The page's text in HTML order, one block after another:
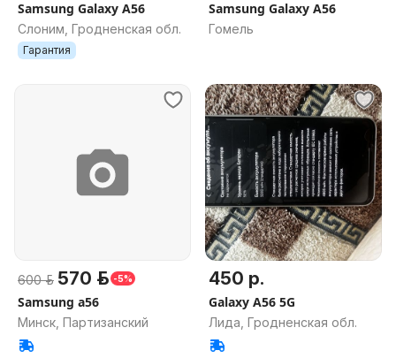
Samsung Galaxy A56
Слоним, Гродненская обл.
Гарантия
Samsung Galaxy A56
Гомель
600 р. 570 р. -5%
Samsung a56
Минск, Партизанский
450 р.
Galaxy A56 5G
Лида, Гродненская обл.